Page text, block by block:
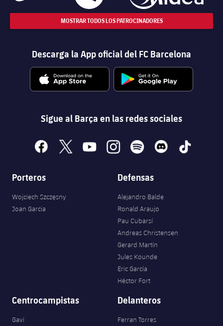
MOSTRAR TODOS LOS PATROCINADORES
Descarga la App oficial del FC Barcelona
Sigue al Barça en las redes sociales
facebook
x youtubeinstagramspotify discord tiktok
Porteros
Wojciech Szczęsny
Joan Garcia
Defensas
Alejandro Balde
Ronald Araujo
Pau Cubarsí
Andreas Christensen
Gerard Martín
Jules Kounde
Eric García
Héctor Fort
Centrocampistas
Gavi
Delanteros
Ferran Torres